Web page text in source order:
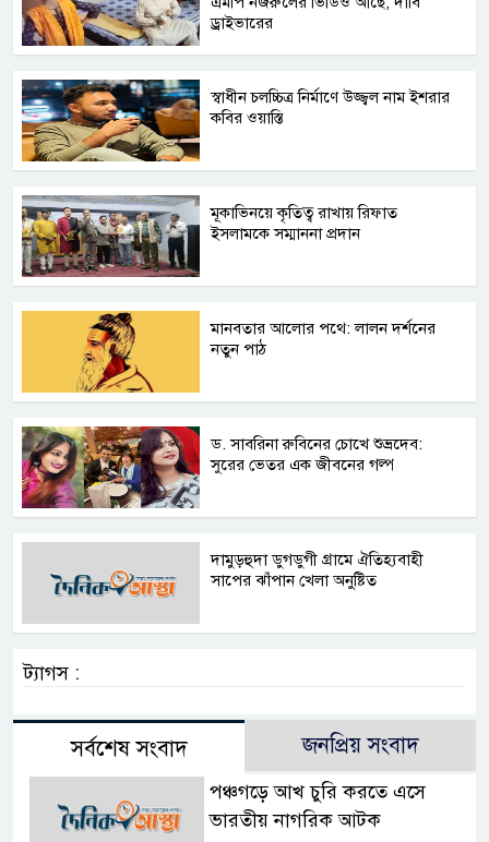
ড্রাইভারের
স্বাধীন চলচ্চিত্র নির্মাণে উজ্জ্বল নাম ইশরার
কবির ওয়াস্তি
মূকাভিনয়ে কৃতিত্ব রাখায় রিফাত
ইসলামকে সম্মাননা প্রদান
মানবতার আলোর পথে: লালন দর্শনের
নতুন পাঠ
ড. সাবরিনা রুবিনের চোখে শুভ্রদেব:
সুরের ভেতর এক জীবনের গল্প
দামুড়হুদা ডুগডুগী গ্রামে ঐতিহ্যবাহী
সাপের ঝাঁপান খেলা অনুষ্টিত
ট্যাগস :
সর্বশেষ সংবাদ জনপ্রিয় সংবাদ
পঞ্চগড়ে আখ চুরি করতে এসে
ভারতীয় নাগরিক আটক